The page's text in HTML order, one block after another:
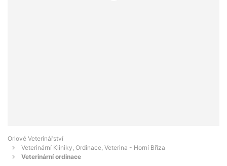
Orlové Veterinářství
Veterinární Kliniky, Ordinace, Veterina - Horní Bříza
Veterinární ordinace